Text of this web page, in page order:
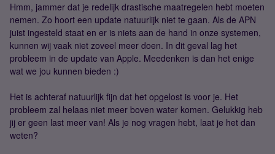
Hmm, jammer dat je redelijk drastische maatregelen hebt moeten
nemen. Zo hoort een update natuurlijk niet te gaan. Als de APN
juist ingesteld staat en er is niets aan de hand in onze systemen,
kunnen wij vaak niet zoveel meer doen. In dit geval lag het
probleem in de update van Apple. Meedenken is dan het enige
wat we jou kunnen bieden :)
Het is achteraf natuurlijk fijn dat het opgelost is voor je. Het
probleem zal helaas niet meer boven water komen. Gelukkig heb
jij er geen last meer van! Als je nog vragen hebt, laat je het dan
weten?